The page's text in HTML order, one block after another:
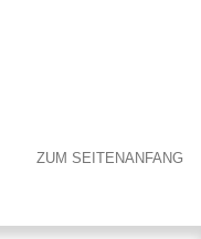
ZUM SEITENANFANG